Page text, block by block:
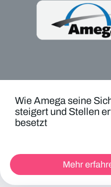
Wie Amega seine
steigert und Stellen
besetzt
Mehr